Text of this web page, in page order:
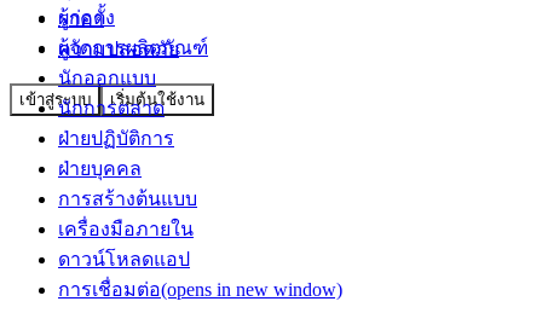
ราคา
ความปลอดภัย
เข้าสู่ระบบ เริ่มต้นใช้งาน
ผู้ก่อตั้ง
ผู้จัดการผลิตภัณฑ์
นักออกแบบ
นักการตลาด
ฝ่ายปฏิบัติการ
ฝ่ายบุคคล
การสร้างต้นแบบ
เครื่องมือภายใน
ดาวน์โหลดแอป
การเชื่อมต่อ(opens in new window)